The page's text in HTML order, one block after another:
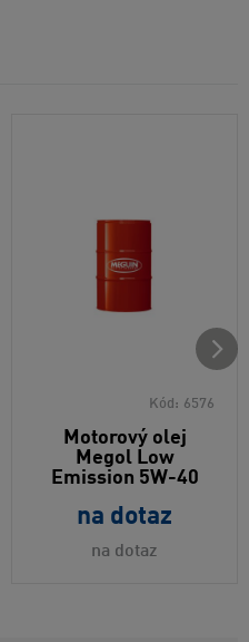
Kód: 6576
Motorový olej
Megol Low
Emission 5W-40
na dotaz
na dotaz